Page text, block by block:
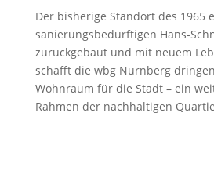
Der bisherige Standort des 1965
sanierungsbedürftigen Hans-
zurückgebaut und mit neuem
schafft die wbg Nürnberg
Wohnraum für die Stadt – ein
Rahmen der nachhaltigen